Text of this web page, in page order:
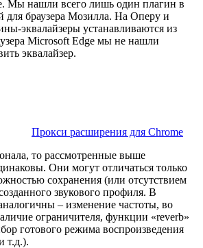
Мы нашли всего лишь один плагин в
для браузера Мозилла. На Оперу и
эквалайзеры устанавливаются из
Microsoft Edge мы не нашли
эквалайзер.
Прокси расширения для Chrome
то рассмотренные выше
Они могут отличаться только
сохранения (или отсутствием
звукового профиля. В
– изменение частоты, во
ограничителя, функции «reverb»
готового режима воспроизведения
т.д.).